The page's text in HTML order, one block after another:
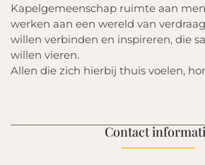
Kapelgemeenschap ruimte aan
werken aan een wereld van
willen verbinden en inspireren, die
willen vieren.
Allen die zich hierbij thuis voelen,
Contact